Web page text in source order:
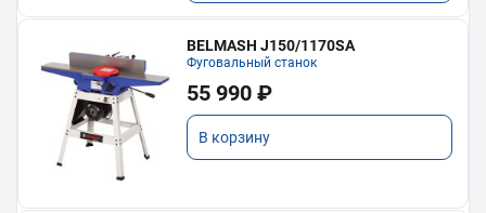
BELMASH J150/1170SA
Фуговальный станок
55 990 ₽
В корзину